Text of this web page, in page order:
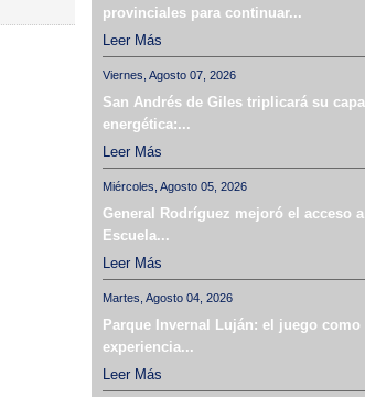
provinciales para continuar...
Leer Más
Viernes, Agosto 07, 2026
San Andrés de Giles triplicará su
energética:...
Leer Más
Miércoles, Agosto 05, 2026
General Rodríguez mejoró el acceso
Escuela...
Leer Más
Martes, Agosto 04, 2026
Parque Invernal Luján: el juego como
experiencia...
Leer Más